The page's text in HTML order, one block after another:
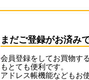
まだご登録がお済み
会員登録をしてお買物す
もとても便利です。
アドレス帳機能などもお